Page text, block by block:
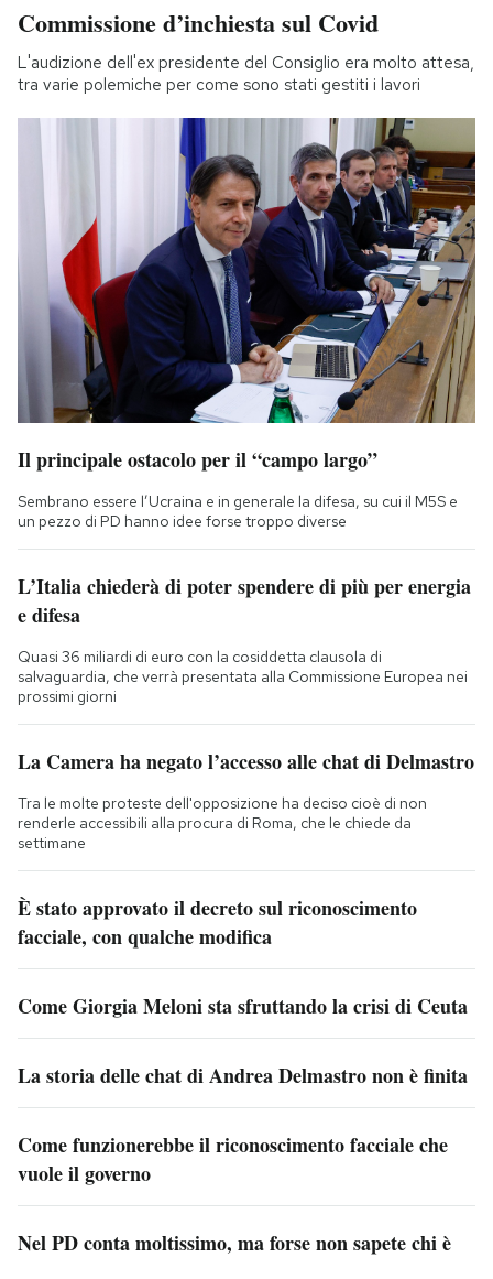
Commissione d’inchiesta sul Covid
L'audizione dell'ex presidente del Consiglio era molto attesa,
tra varie polemiche per come sono stati gestiti i lavori
Il principale ostacolo per il “campo largo”
Sembrano essere l’Ucraina e in generale la difesa, su cui il M5S e
un pezzo di PD hanno idee forse troppo diverse
L’Italia chiederà di poter spendere di più per energia
e difesa
Quasi 36 miliardi di euro con la cosiddetta clausola di
salvaguardia, che verrà presentata alla Commissione Europea nei
prossimi giorni
La Camera ha negato l’accesso alle chat di Delmastro
Tra le molte proteste dell'opposizione ha deciso cioè di non
renderle accessibili alla procura di Roma, che le chiede da
settimane
È stato approvato il decreto sul riconoscimento
facciale, con qualche modifica
Come Giorgia Meloni sta sfruttando la crisi di Ceuta
La storia delle chat di Andrea Delmastro non è finita
Come funzionerebbe il riconoscimento facciale che
vuole il governo
Nel PD conta moltissimo, ma forse non sapete chi è